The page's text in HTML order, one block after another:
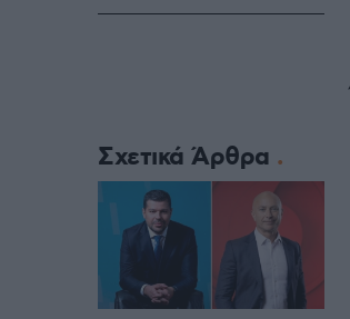
Σχετικά Άρθρα